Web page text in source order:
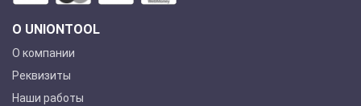
О UNIONTOOL
О компании
Реквизиты
Наши работы